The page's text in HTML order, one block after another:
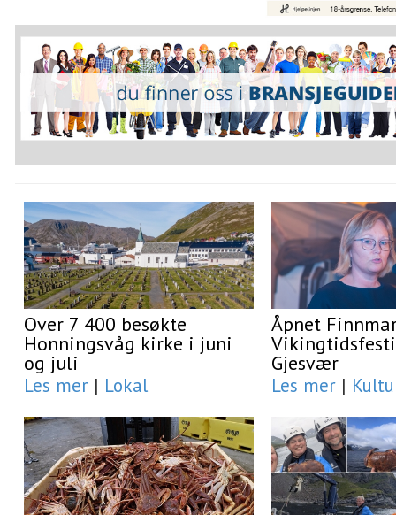
Over 7 400 besøkte
Honningsvåg kirke i juni
og juli
Les mer | Lokal
Åpnet
Gjesvær
Les mer |